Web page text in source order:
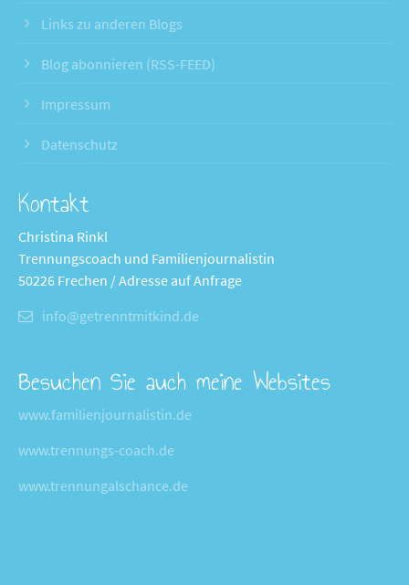
Links zu anderen Blogs
Blog abonnieren (RSS-FEED)
Impressum
Datenschutz
Kontakt
Christina Rinkl
Trennungscoach und Familienjournalistin
50226 Frechen / Adresse auf Anfrage
info@getrenntmitkind.de
Besuchen Sie auch meine Websites
www.familienjournalistin.de
www.trennungs-coach.de
www.trennungalschance.de